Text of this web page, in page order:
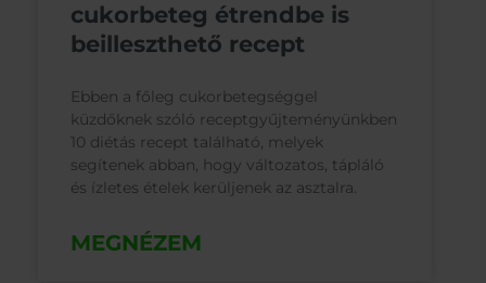
cukorbeteg étrendbe is
beilleszthető recept
Ebben a főleg cukorbetegséggel
küzdőknek szóló receptgyűjteményünkben
10 diétás recept található, melyek
segítenek abban, hogy változatos, tápláló
és ízletes ételek kerüljenek az asztalra.
MEGNÉZEM